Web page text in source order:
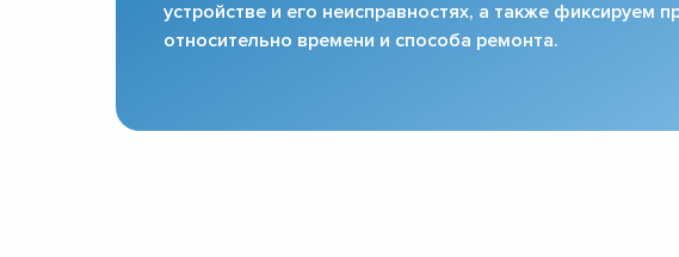
устройстве и его неисправностях, а также фиксируем
относительно времени и способа ремонта.